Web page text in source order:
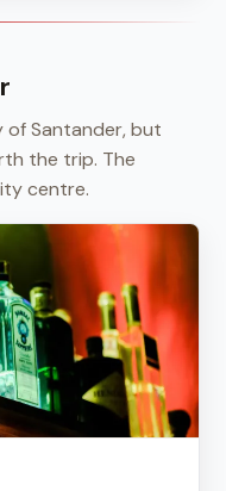
of Santander, but
the trip. The
centre.